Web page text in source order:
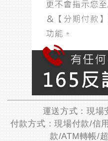
運送方式：現場
付款方式：現場付款/信
款/ATM轉帳/